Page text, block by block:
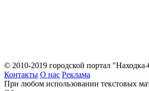
© 2010-2019 городской портал
Контакты О нас Реклама
При любом использовании текстовых